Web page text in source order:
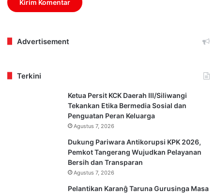
Advertisement
Terkini
Ketua Persit KCK Daerah III/Siliwangi
Tekankan Etika Bermedia Sosial dan
Penguatan Peran Keluarga
Agustus 7, 2026
Dukung Pariwara Antikorupsi KPK 2026,
Pemkot Tangerang Wujudkan Pelayanan
Bersih dan Transparan
Agustus 7, 2026
Pelantikan Karanĝ Taruna Gurusinga Masa